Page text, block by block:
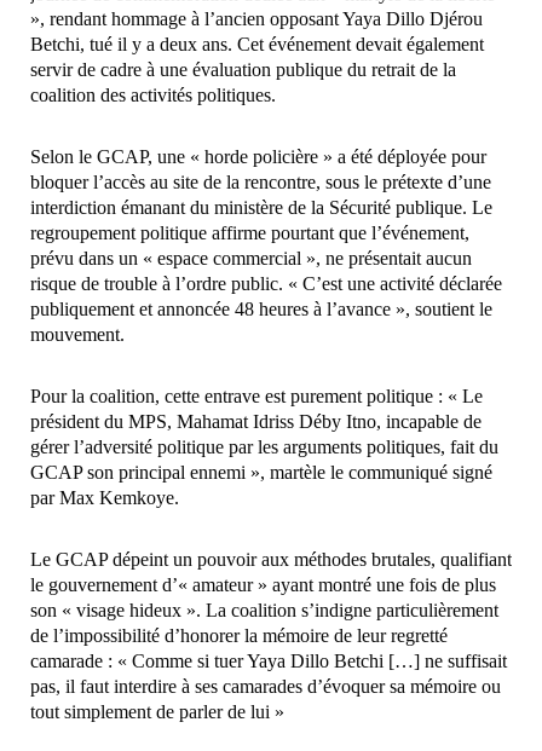
», rendant hommage à l’ancien opposant Yaya Dillo Djérou
Betchi, tué il y a deux ans. Cet événement devait également
servir de cadre à une évaluation publique du retrait de la
coalition des activités politiques.
Selon le GCAP, une « horde policière » a été déployée pour
bloquer l’accès au site de la rencontre, sous le prétexte d’une
interdiction émanant du ministère de la Sécurité publique. Le
regroupement politique affirme pourtant que l’événement,
prévu dans un « espace commercial », ne présentait aucun
risque de trouble à l’ordre public. « C’est une activité déclarée
publiquement et annoncée 48 heures à l’avance », soutient le
mouvement.
Pour la coalition, cette entrave est purement politique : « Le
président du MPS, Mahamat Idriss Déby Itno, incapable de
gérer l’adversité politique par les arguments politiques, fait du
GCAP son principal ennemi », martèle le communiqué signé
par Max Kemkoye.
Le GCAP dépeint un pouvoir aux méthodes brutales, qualifiant
le gouvernement d’« amateur » ayant montré une fois de plus
son « visage hideux ». La coalition s’indigne particulièrement
de l’impossibilité d’honorer la mémoire de leur regretté
camarade : « Comme si tuer Yaya Dillo Betchi […] ne suffisait
pas, il faut interdire à ses camarades d’évoquer sa mémoire ou
tout simplement de parler de lui »